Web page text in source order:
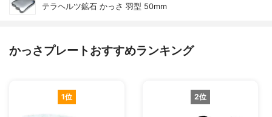
テラヘルツ鉱石 かっさ 羽型 50mm
かっさプレートおすすめランキング
1位 2位